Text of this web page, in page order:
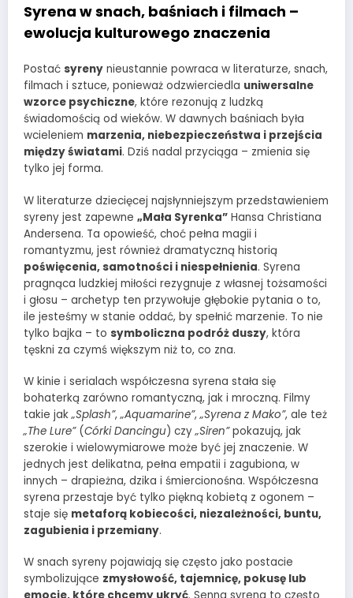
Syrena w snach, baśniach i filmach –
ewolucja kulturowego znaczenia
Postać syreny nieustannie powraca w literaturze, snach,
filmach i sztuce, ponieważ odzwierciedla uniwersalne
wzorce psychiczne, które rezonują z ludzką
świadomością od wieków. W dawnych baśniach była
wcieleniem marzenia, niebezpieczeństwa i przejścia
między światami. Dziś nadal przyciąga – zmienia się
tylko jej forma.
W literaturze dziecięcej najsłynniejszym przedstawieniem
syreny jest zapewne „Mała Syrenka” Hansa Christiana
Andersena. Ta opowieść, choć pełna magii i
romantyzmu, jest również dramatyczną historią
poświęcenia, samotności i niespełnienia. Syrena
pragnąca ludzkiej miłości rezygnuje z własnej tożsamości
i głosu – archetyp ten przywołuje głębokie pytania o to,
ile jesteśmy w stanie oddać, by spełnić marzenie. To nie
tylko bajka – to symboliczna podróż duszy, która
tęskni za czymś większym niż to, co zna.
W kinie i serialach współczesna syrena stała się
bohaterką zarówno romantyczną, jak i mroczną. Filmy
takie jak„Splash”,„Aquamarine”,„Syrena z Mako”, ale też
„The Lure”(Córki Dancingu) czy„Siren”pokazują, jak
szerokie i wielowymiarowe może być jej znaczenie. W
jednych jest delikatna, pełna empatii i zagubiona, w
innych – drapieżna, dzika i śmiercionośna. Współczesna
syrena przestaje być tylko piękną kobietą z ogonem –
staje się metaforą kobiecości, niezależności, buntu,
zagubienia i przemiany.
W snach syreny pojawiają się często jako postacie
symbolizujące zmysłowość, tajemnicę, pokusę lub